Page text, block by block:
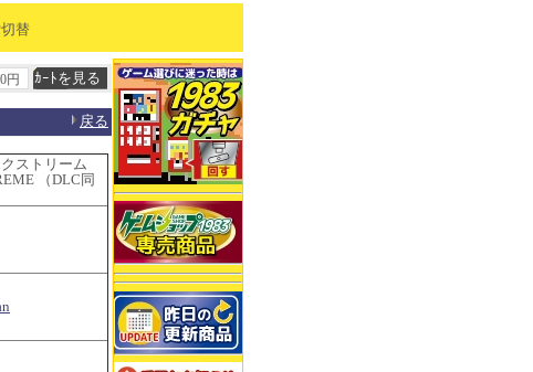
替
円
戻る
ストリーム
（DLC同